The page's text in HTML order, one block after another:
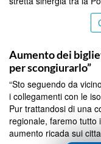
Aumento dei
per scongiurarlo”
“Sto seguendo da
i collegamenti con le
Pur trattandosi di una
regionale, faremo tutto
aumento ricada sui